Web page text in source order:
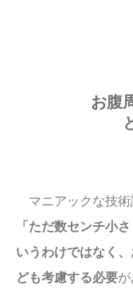
お腹
マニアックな技術
「ただ数センチ小
いうわけではなく
ども考慮する必要が